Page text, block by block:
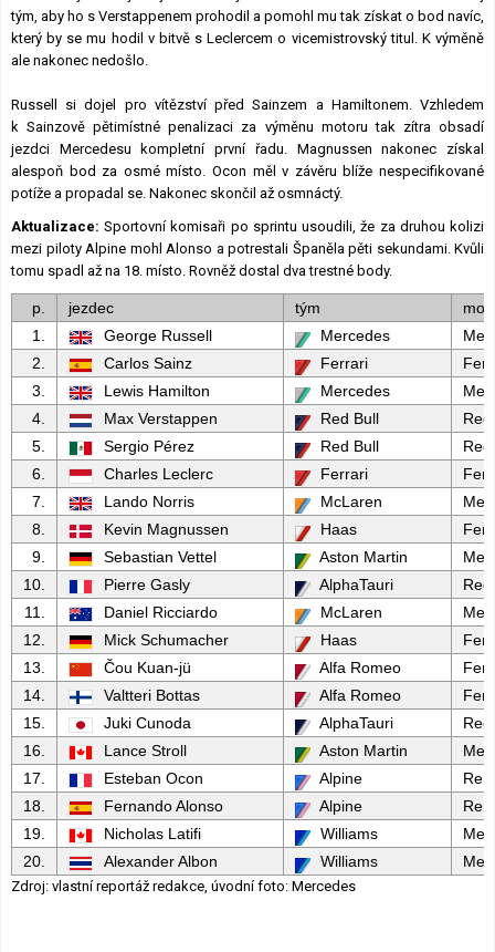
tým, aby ho s Verstappenem prohodil a pomohl mu tak získat o bod navíc,
který by se mu hodil v bitvě s Leclercem o vicemistrovský titul. K výměně
ale nakonec nedošlo.
Russell si dojel pro vítězství před Sainzem a Hamiltonem. Vzhledem
k Sainzově pětimístné penalizaci za výměnu motoru tak zítra obsadí
jezdci Mercedesu kompletní první řadu. Magnussen nakonec získal
alespoň bod za osmé místo. Ocon měl v závěru blíže nespecifikované
potíže a propadal se. Nakonec skončil až osmnáctý.
Aktualizace:Sportovní komisaři po sprintu usoudili, že za druhou kolizi
mezi piloty Alpine mohl Alonso a potrestali Španěla pěti sekundami. Kvůli
tomu spadl až na 18. místo. Rovněž dostal dva trestné body.
p. jezdec tým
1.
George Russell Mercedes
2.
Carlos Sainz Ferrari
3.
Lewis Hamilton Mercedes
4.
Max Verstappen Red Bull
5.
Sergio Pérez Red Bull
6.
Charles Leclerc Ferrari
7.
Lando Norris McLaren
8.
Kevin Magnussen Haas
9.
Sebastian Vettel Aston Martin
10.
Pierre Gasly AlphaTauri
11.
Daniel Ricciardo McLaren
12.
Mick Schumacher Haas
13.
Čou Kuan-jü Alfa Romeo
14.
Valtteri Bottas Alfa Romeo
15.
Juki Cunoda AlphaTauri
16.
Lance Stroll Aston Martin
17.
Esteban Ocon Alpine
18.
Fernando Alonso Alpine
19.
Nicholas Latifi Williams
20.
Alexander Albon Williams
Zdroj: vlastní reportáž redakce, úvodní foto: Mercedes